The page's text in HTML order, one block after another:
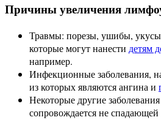
Причины увеличения
Травмы: порезы, ушибы,
которые могут нанести детям
например.
Инфекционные заболевания,
из которых являются ангина и
Некоторые другие
сопровождается не